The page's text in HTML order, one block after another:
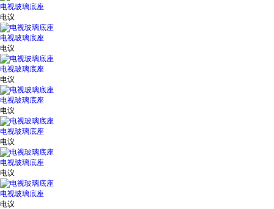
电视玻璃底座
电议
电视玻璃底座
电议
电视玻璃底座
电议
电视玻璃底座
电议
电视玻璃底座
电议
电视玻璃底座
电议
电视玻璃底座
电议